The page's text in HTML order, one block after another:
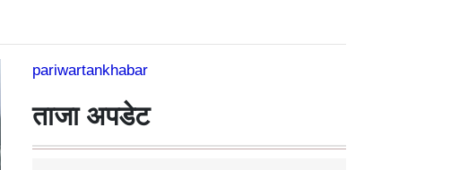
pariwartankhabar
ताजा अपडेट